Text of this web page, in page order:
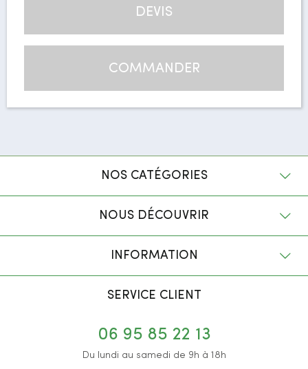
DEVIS
COMMANDER
NOS CATÉGORIES
NOUS DÉCOUVRIR
INFORMATION
SERVICE CLIENT
06 95 85 22 13
Du lundi au samedi de 9h à 18h